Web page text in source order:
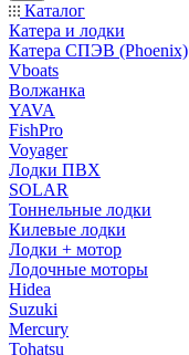
Каталог
Катера и лодки
Катера СПЭВ (Phoenix)
Vboats
Волжанка
YAVA
FishPro
Voyager
Лодки ПВХ
SOLAR
Тоннельные лодки
Килевые лодки
Лодки + мотор
Лодочные моторы
Hidea
Suzuki
Mercury
Tohatsu